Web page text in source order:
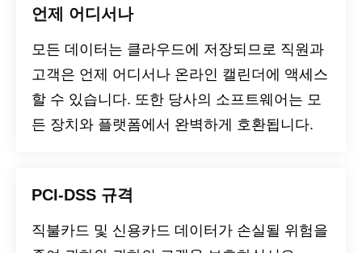
언제 어디서나
모든 데이터는 클라우드에 저장되므로 직원과
고객은 언제 어디서나 온라인 캘린더에 액세스
할 수 있습니다. 또한 당사의 소프트웨어는 모
든 장치와 플랫폼에서 완벽하게 호환됩니다.
PCI-DSS 규격
직불카드 및 신용카드 데이터가 손실될 위험을